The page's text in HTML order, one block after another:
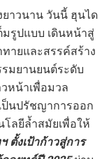
ยาวนาน วันนี้ ฮุนได
มรูปแบบ เดินหน้าสู่
ายและสรรค์สร้าง
มยานยนต์ระดับ
หน้าเพื่อมวล
ป็นปรัชญาการออก
ลยีล้ำสมัยเพื่อให้
ตั้งเป้าก้าวสู่การ